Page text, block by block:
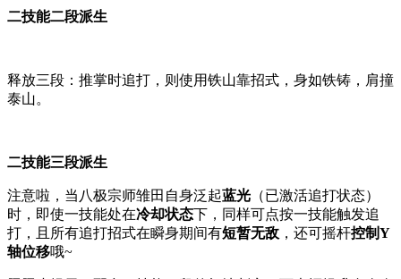
二技能二段派生
释放三段：推掌时追打，则使用铁山靠招式，身如铁铸，肩撞
泰山。
二技能三段派生
注意啦，当八极宗师雏田自身泛起蓝光 （已激活追打状态）
时，即使一技能处在冷却状态下，同样可点按一技能触发追
打，且所有追打招式在瞬身期间有短暂无敌 ，还可摇杆控制Y
轴位移哦~